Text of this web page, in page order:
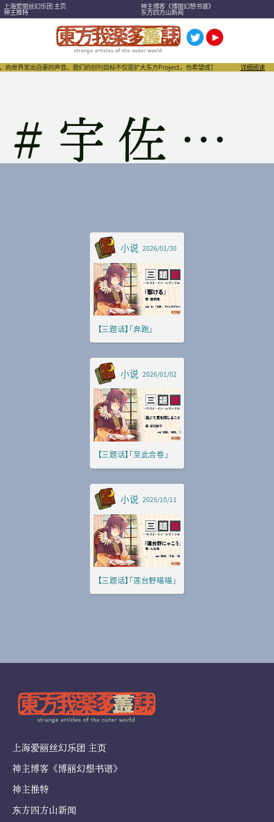
上海爱丽丝幻乐团 主页 神主博客《博丽幻想书谱》
神主推特 东方四方山新闻
世界发出自豪的声音。我们的创刊目标不仅是扩大东方Project，也希望成为刺激“同人文化”进
详细阅读
# 宇佐见莲子
小说 2026/01/30
【三题话】「奔跑」
小说 2026/01/02
【三题话】「至此合卷」
小说 2025/10/11
【三题话】「莲台野喵喵」
上海爱丽丝幻乐团 主页
神主博客《博丽幻想书谱》
神主推特
东方四方山新闻